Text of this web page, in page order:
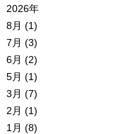
2026年
8月 (1)
7月 (3)
6月 (2)
5月 (1)
3月 (7)
2月 (1)
1月 (8)